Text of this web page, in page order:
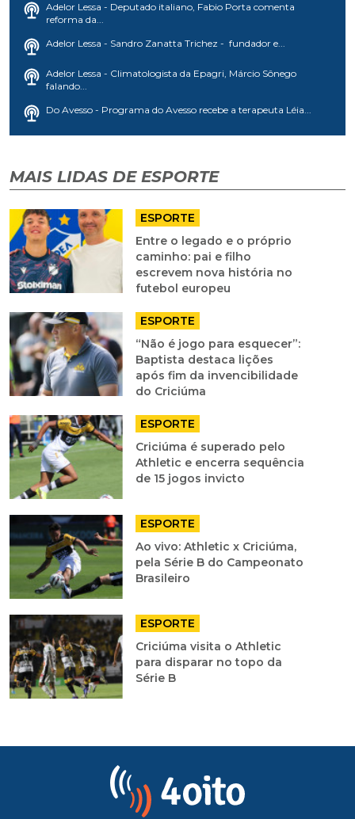
Adelor Lessa - Deputado italiano, Fabio Porta comenta
reforma da...
Adelor Lessa - Sandro Zanatta Trichez - fundador e...
Adelor Lessa - Climatologista da Epagri, Márcio Sônego
falando...
Do Avesso - Programa do Avesso recebe a terapeuta Léia...
MAIS LIDAS DE ESPORTE
ESPORTE
Entre o legado e o próprio
caminho: pai e filho
escrevem nova história no
futebol europeu
ESPORTE
“Não é jogo para esquecer”:
Baptista destaca lições
após fim da invencibilidade
do Criciúma
ESPORTE
Criciúma é superado pelo
Athletic e encerra sequência
de 15 jogos invicto
ESPORTE
Ao vivo: Athletic x Criciúma,
pela Série B do Campeonato
Brasileiro
ESPORTE
Criciúma visita o Athletic
para disparar no topo da
Série B